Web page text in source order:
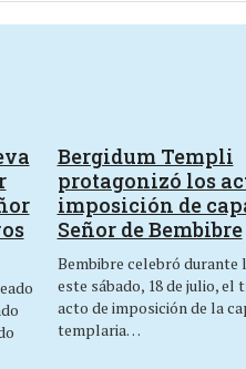
Bergidum Templi
protagonizó los
imposición de
Señor de Bembibre
Bembibre celebró durante
este sábado, 18 de julio, el
acto de imposición de la
templaria…